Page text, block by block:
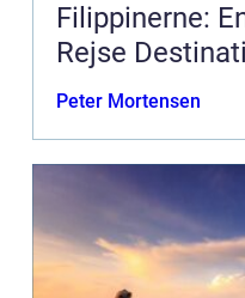
Filippinerne:
Rejse
Peter Mortensen